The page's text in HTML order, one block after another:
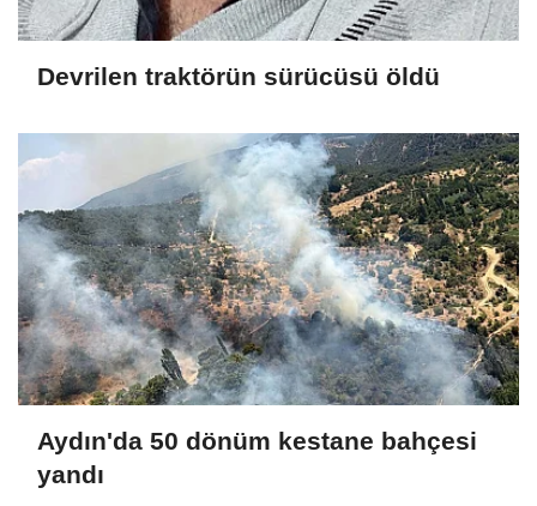
Devrilen traktörün sürücüsü öldü
Aydın'da 50 dönüm kestane bahçesi
yandı